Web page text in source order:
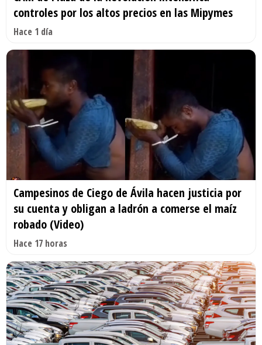
controles por los altos precios en las Mipymes
Hace 1 día
Campesinos de Ciego de Ávila hacen justicia por
su cuenta y obligan a ladrón a comerse el maíz
robado (Video)
Hace 17 horas